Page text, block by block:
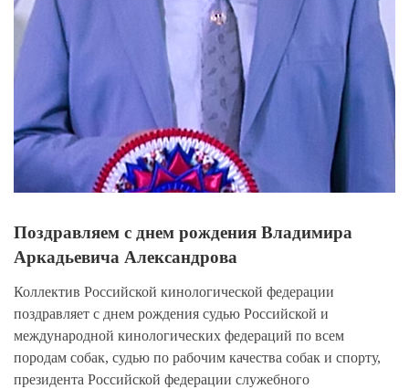
Поздравляем с днем рождения Владимира
Аркадьевича Александрова
Коллектив Российской кинологической федерации
поздравляет с днем рождения судью Российской и
международной кинологических федераций по всем
породам собак, судью по рабочим качества собак и спорту,
президента Российской федерации служебного